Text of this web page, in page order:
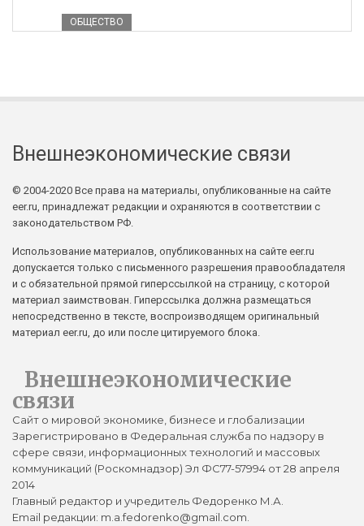
ОБЩЕСТВО
Внешнеэкономические связи
© 2004-2020 Все права на материалы, опубликованные на сайте
eer.ru, принадлежат редакции и охраняются в соответствии с
законодательством РФ.
Использование материалов, опубликованных на сайте eer.ru
допускается только с письменного разрешения правообладателя
и с обязательной прямой гиперссылкой на страницу, с которой
материал заимствован. Гиперссылка должна размещаться
непосредственно в тексте, воспроизводящем оригинальный
материал eer.ru, до или после цитируемого блока.
Внешнеэкономические
связи
Сайт о мировой экономике, бизнесе и глобализации
Зарегистрировано в Федеральная служба по надзору в
сфере связи, информационных технологий и массовых
коммуникаций (Роскомнадзор) Эл ФС77-57994 от 28 апреля
2014
Главный редактор и учредитель Федоренко М.А.
Email редакции: m.a.fedorenko@gmail.com.